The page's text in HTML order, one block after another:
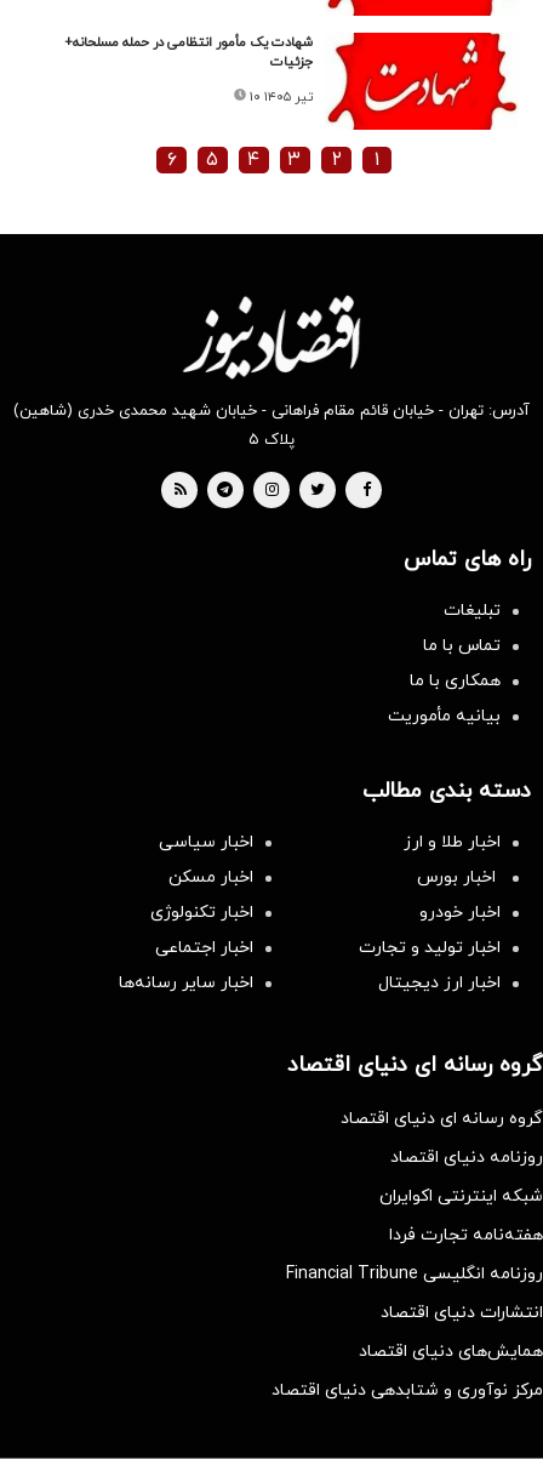
شهادت یک مأمور انتظامی در حمله مسلحانه+
جزئیات
۱۰ تیر ۱۴۰۵
۱ ۲ ۳ ۴ ۵ ۶
آدرس: تهران - خیابان قائم مقام فراهانی - خیابان شهید محمدی خدری (شاهین)
پلاک ۵
راه های تماس
تبلیغات
تماس با ما
همکاری با ما
بیانیه مأموریت
دسته بندی مطالب
اخبار طلا و ارز
اخبار سیاسی
اخبار بورس
اخبار مسکن
اخبار خودرو
اخبار تکنولوژی
اخبار تولید و تجارت
اخبار اجتماعی
اخبار ارز دیجیتال
اخبار سایر رسانه‌‌ها
گروه رسانه ای دنیای اقتصاد
گروه رسانه ای دنیای اقتصاد
روزنامه دنیای اقتصاد
شبکه اینترنتی اکوایران
هفته‌نامه تجارت فردا
روزنامه انگلیسی Financial Tribune
انتشارات دنیای اقتصاد
همایش‌های دنیای اقتصاد
مرکز نوآوری و شتابدهی دنیای اقتصاد